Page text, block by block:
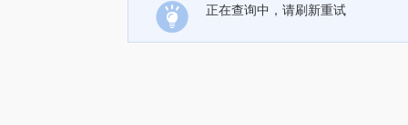
正在查询中，请刷新重试